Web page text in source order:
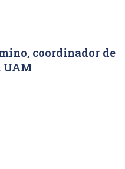
coordinador de
UAM